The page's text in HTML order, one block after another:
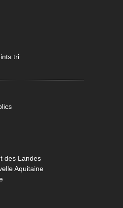
tri
des Landes
Aquitaine